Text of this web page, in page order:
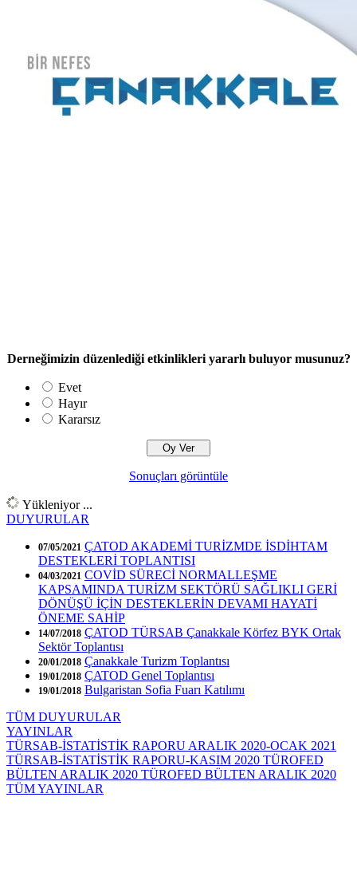
Derneğimizin düzenlediği etkinlikleri yararlı buluyor musunuz?
Evet
Hayır
Kararsız
Sonuçları görüntüle
Yükleniyor ...
DUYURULAR
07/05/2021 ÇATOD AKADEMİ TURİZMDE İSDİHTAM
DESTEKLERİ TOPLANTISI
04/03/2021 COVİD SÜRECİ NORMALLEŞME
KAPSAMINDA TURİZM SEKTÖRÜ SAĞLIKLI GERİ
DÖNÜŞÜ İÇİN DESTEKLERİN DEVAMI HAYATİ
ÖNEME SAHİP
14/07/2018 ÇATOD TÜRSAB Çanakkale Körfez BYK Ortak
Sektör Toplantısı
20/01/2018 Çanakkale Turizm Toplantısı
19/01/2018 ÇATOD Genel Toplantısı
19/01/2018 Bulgaristan Sofia Fuarı Katılımı
TÜM DUYURULAR
YAYINLAR
TÜRSAB-İSTATİSTİK RAPORU ARALIK 2020-OCAK 2021
TÜRSAB-İSTATİSTİK RAPORU-KASIM 2020 TÜROFED
BÜLTEN ARALIK 2020 TÜROFED BÜLTEN ARALIK 2020
TÜM YAYINLAR